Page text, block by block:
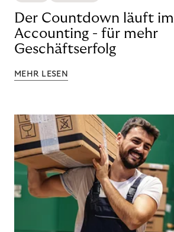
Der Countdown läuft im
Accounting - für mehr
Geschäftserfolg
MEHR LESEN